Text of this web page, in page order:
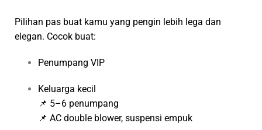
Pilihan pas buat kamu yang pengin lebih lega dan
elegan. Cocok buat:
Penumpang VIP
Keluarga kecil
📌 5–6 penumpang
📌 AC double blower, suspensi empuk